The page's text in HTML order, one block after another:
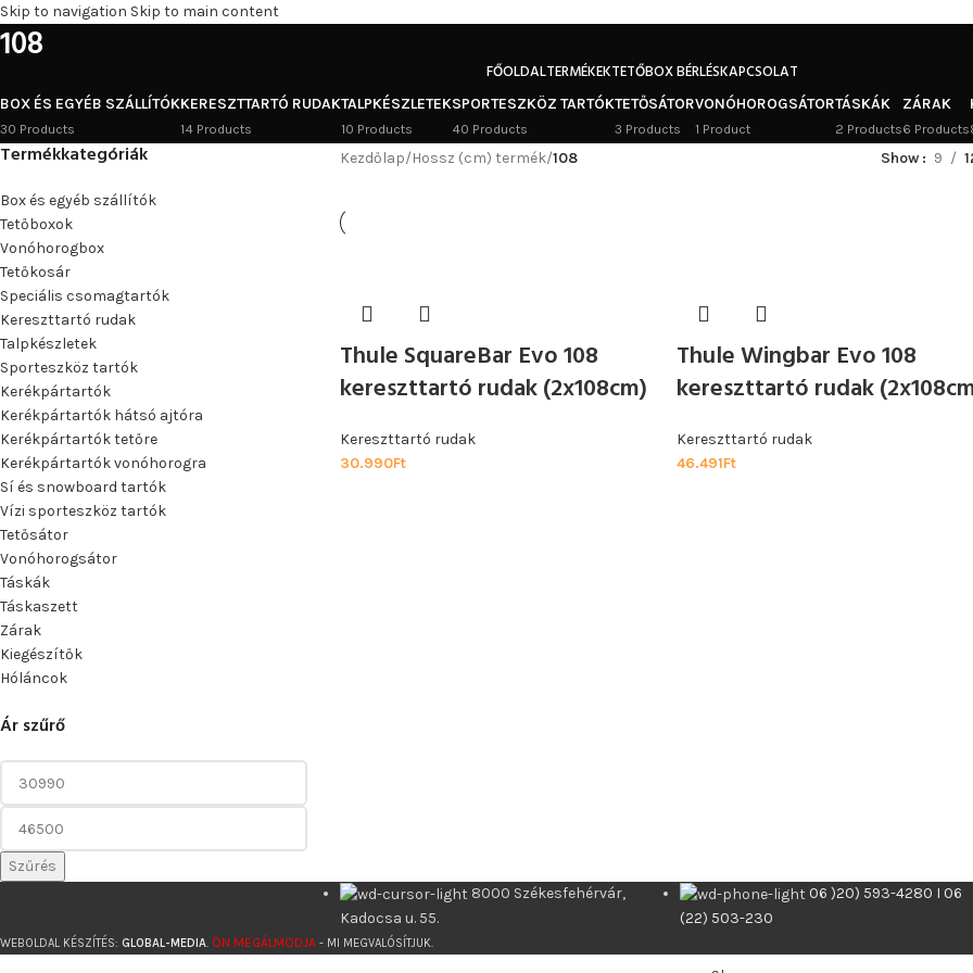
Skip to navigation Skip to main content
FŐOLDALTERMÉKEKTETŐBOX BÉRLÉSKAPCSOLAT
108
BOX ÉS EGYÉB SZÁLLÍTÓK
30 Products
KERESZTTARTÓ RUDAK
14 Products
TALPKÉSZLETEK
10 Products
SPORTESZKÖZ TARTÓK
40 Products
TETŐSÁTOR
3 Products
VONÓHOROGSÁTOR
1 Product
TÁSKÁK
2 Products
ZÁRAK
6 Products
Termékkategóriák
Box és egyéb szállítók
Tetőboxok
Vonóhorogbox
Tetőkosár
Speciális csomagtartók
Kereszttartó rudak
Talpkészletek
Sporteszköz tartók
Kerékpártartók
Kerékpártartók hátsó ajtóra
Kerékpártartók tetőre
Kerékpártartók vonóhorogra
Sí és snowboard tartók
Vízi sporteszköz tartók
Tetősátor
Vonóhorogsátor
Táskák
Táskaszett
Zárak
Kiegészítők
Hóláncok
Ár szűrő
Szűrés
Kezdőlap/Hossz (cm) termék/108 Show 9
Thule SquareBar Evo 108
kereszttartó rudak (2x108cm)
Kereszttartó rudak
30.990Ft
Thule Wingbar Evo 108
kereszttartó rudak
Kereszttartó rudak
46.491Ft
8000 Székesfehérvár,
Kadocsa u. 55.
06 )20) 593-4280 I 06
(22) 503-230
WEBOLDAL KÉSZÍTÉS: GLOBAL-MEDIA. ÖN MEGÁLMODJA - MI MEGVALÓSÍTJUK.